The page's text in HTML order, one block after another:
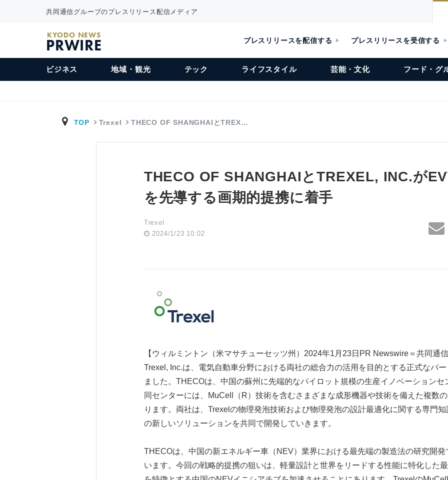
共同通信グループのプレスリリース配信メディア
KYODO NEWS
PRWIRE プレスリリースを配信する プレスリリースを受信する
ビジネス 地域・観光 テック ライフスタイル 芸能・文化 フード・グ
TOP Trexel THECO OF SHANGHAIとTREX…
THECO OF SHANGHAIとTREXEL, INC.が
を先導する画期的提携に着手
Trexel
2024/1/23 10:02
【ウィルミントン（米マサチューセッツ州）2024年1月23日PR Newswire＝共同通
Trexel, Inc.は、電気自動車分野における両社の総合力の活用を目的とする正式なパ
ました。THECOは、中国の蘇州に先端的なパイロット規模の生産イノベーションセ
同センターには、MuCell（R）技術を含むさまざまな成形機器や技術を備えた複数
ります。両社は、Trexelの物理発泡技術および物理発泡の設計最適化に関する専門
の新しいソリューションを共同で開発していきます。
THECOは、中国の新エネルギー車（NEV）業界における最先端の製造法の研究開
います。今回の戦略的提携の狙いは、軽量設計と世界をリードする性能に特化した